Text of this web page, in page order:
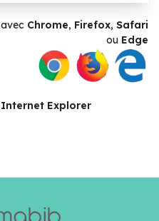
Chrome, Firefox, Safari
ou Edge
Explorer